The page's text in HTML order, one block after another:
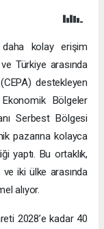
daha kolay erişim
Türkiye arasında
destekleyen
Bölgeler
Serbest Bölgesi
pazarına kolayca
yaptı. Bu ortaklık,
ve iki ülke arasında
alıyor.
2028’e kadar 40